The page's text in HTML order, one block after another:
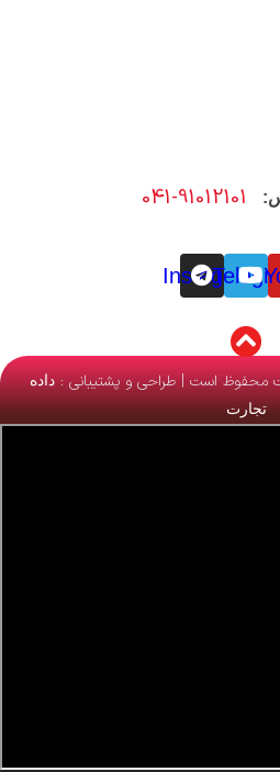
041-91012101
Instagram
محفوظ است | طراحی و پشتیبانی :داده
تجارت